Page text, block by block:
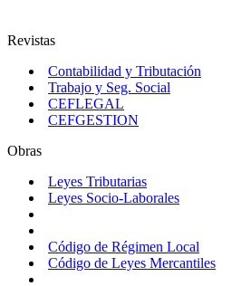
Revistas
Contabilidad y Tributación
Trabajo y Seg. Social
CEFLEGAL
CEFGESTION
Obras
Leyes Tributarias
Leyes Socio-Laborales
Código de Régimen Local
Código de Leyes Mercantiles